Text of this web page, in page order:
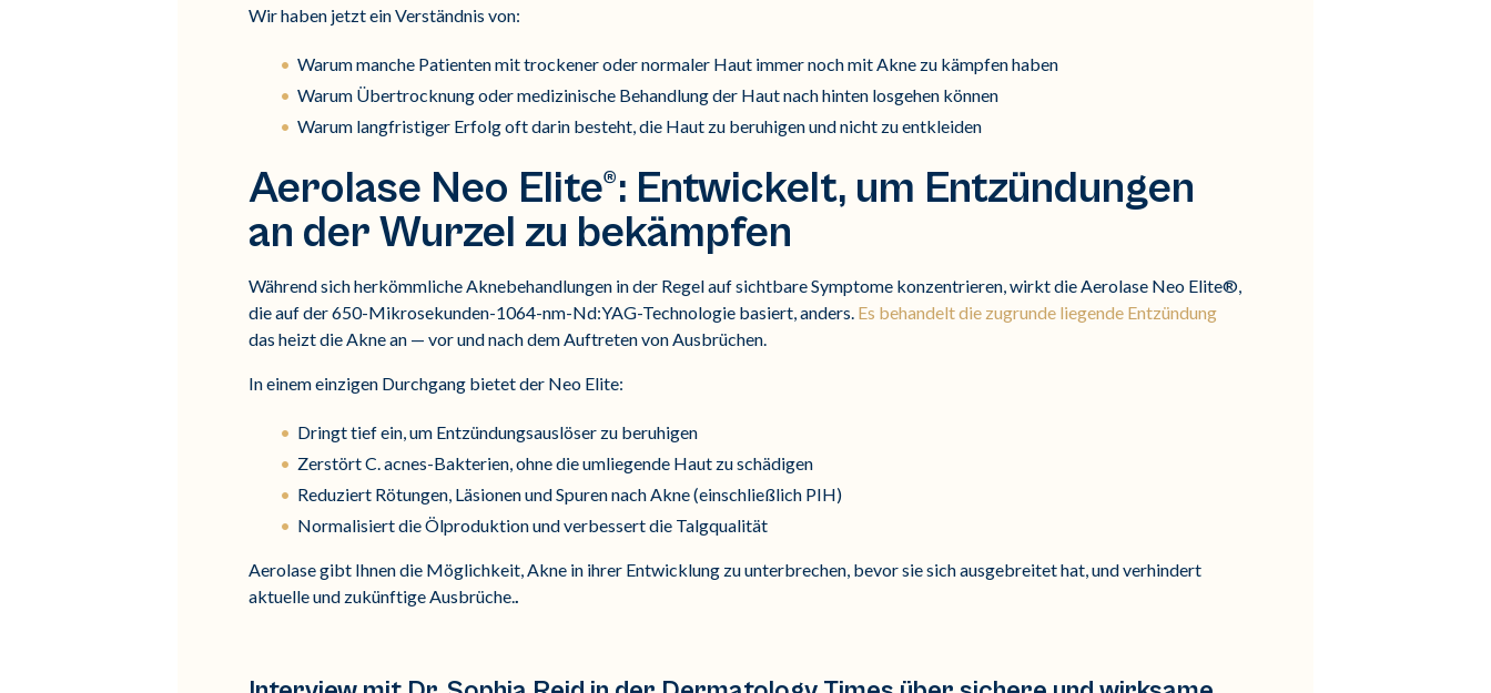
Wir haben jetzt ein Verständnis von:
Warum manche Patienten mit trockener oder normaler Haut immer noch mit Akne zu kämpfen haben
Warum Übertrocknung oder medizinische Behandlung der Haut nach hinten losgehen können
Warum langfristiger Erfolg oft darin besteht, die Haut zu beruhigen und nicht zu entkleiden
Aerolase Neo Elite®: Entwickelt, um Entzündungen
an der Wurzel zu bekämpfen
Während sich herkömmliche Aknebehandlungen in der Regel auf sichtbare Symptome konzentrieren, wirkt die Aerolase Neo Elite®,
die auf der 650-Mikrosekunden-1064-nm-Nd:YAG-Technologie basiert, anders. Es behandelt die zugrunde liegende Entzündung
das heizt die Akne an — vor und nach dem Auftreten von Ausbrüchen.
In einem einzigen Durchgang bietet der Neo Elite:
Dringt tief ein, um Entzündungsauslöser zu beruhigen
Zerstört C. acnes-Bakterien, ohne die umliegende Haut zu schädigen
Reduziert Rötungen, Läsionen und Spuren nach Akne (einschließlich PIH)
Normalisiert die Ölproduktion und verbessert die Talgqualität
Aerolase gibt Ihnen die Möglichkeit, Akne in ihrer Entwicklung zu unterbrechen, bevor sie sich ausgebreitet hat, und verhindert
aktuelle und zukünftige Ausbrüche..